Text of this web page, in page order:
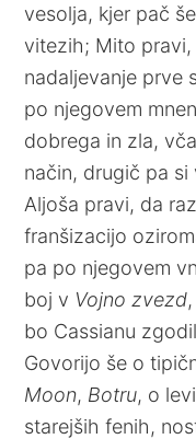
vesolja, kjer pač
vitezih; Mito
nadaljevanje prve
po njegovem
dobrega in zla,
način, drugič pa
Aljoša pravi, da
franšizacijo
pa po njegovem
boj v Vojno zvezd
bo Cassianu
Govorijo še o
Moon, Botru, o
starejših fenih,